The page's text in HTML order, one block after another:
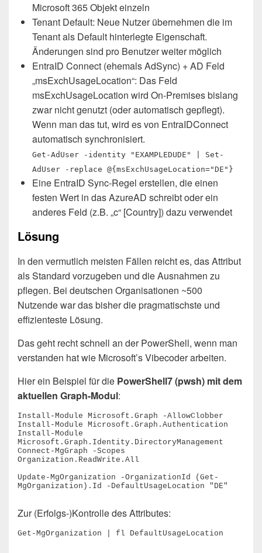
Microsoft 365 Objekt einzeln
Tenant Default: Neue Nutzer übernehmen die im
Tenant als Default hinterlegte Eigenschaft.
Änderungen sind pro Benutzer weiter möglich
EntraID Connect (ehemals AdSync) + AD Feld
„msExchUsageLocation“: Das Feld
msExchUsageLocation wird On-Premises bislang
zwar nicht genutzt (oder automatisch gepflegt).
Wenn man das tut, wird es von EntraIDConnect
automatisch synchronisiert.
Get-AdUser -identity "EXAMPLEDUDE" | Set-
AdUser -replace @{msExchUsageLocation="DE"}
Eine EntraID Sync-Regel erstellen, die einen
festen Wert in das AzureAD schreibt oder ein
anderes Feld (z.B. „c“ [Country]) dazu verwendet
Lösung
In den vermutlich meisten Fällen reicht es, das Attribut
als Standard vorzugeben und die Ausnahmen zu
pflegen. Bei deutschen Organisationen ~500
Nutzende war das bisher die pragmatischste und
effizienteste Lösung.
Das geht recht schnell an der PowerShell, wenn man
verstanden hat wie Microsoft’s Vibecoder arbeiten.
Hier ein Beispiel für die PowerShell7 (pwsh) mit dem
aktuellen Graph-Modul:
Install-Module Microsoft.Graph -AllowClobber
Install-Module Microsoft.Graph.Authentication
Install-Module
Microsoft.Graph.Identity.DirectoryManagement
Connect-MgGraph -Scopes
Organization.ReadWrite.All
Update-MgOrganization -OrganizationId (Get-
MgOrganization).Id -DefaultUsageLocation "DE"
Zur (Erfolgs-)Kontrolle des Attributes:
Get-MgOrganization | fl DefaultUsageLocation